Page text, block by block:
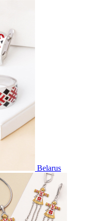
Belarus